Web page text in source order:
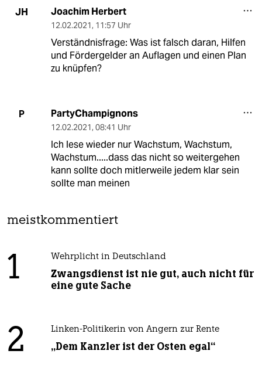
JH Joachim Herbert
12.02.2021, 11:57 Uhr
Verständnisfrage: Was ist falsch daran, Hilfen
und Fördergelder an Auflagen und einen Plan
zu knüpfen?
P PartyChampignons
12.02.2021, 08:41 Uhr
Ich lese wieder nur Wachstum, Wachstum,
Wachstum.....dass das nicht so weitergehen
kann sollte doch mitlerweile jedem klar sein
sollte man meinen
meistkommentiert
1 Wehrplicht in Deutschland
Zwangsdienst ist nie gut, auch nicht für
eine gute Sache
2 Linken-Politikerin von Angern zur Rente
„Dem Kanzler ist der Osten egal“